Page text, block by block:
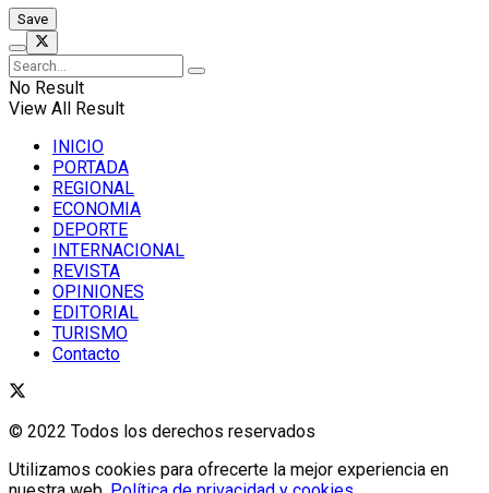
No Result
View All Result
INICIO
PORTADA
REGIONAL
ECONOMIA
DEPORTE
INTERNACIONAL
REVISTA
OPINIONES
EDITORIAL
TURISMO
Contacto
© 2022 Todos los derechos reservados
Utilizamos cookies para ofrecerte la mejor experiencia en